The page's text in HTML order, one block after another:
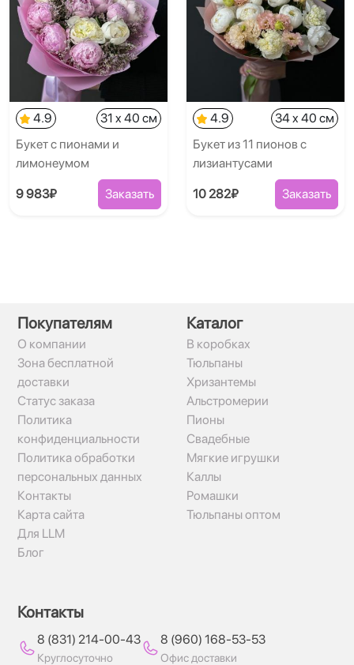
4.9
31 x 40 см
Букет с пионами и
лимонеумом
9 983₽ Заказать
4.9
34 x 40 см
Букет из 11 пионов с
лизиантусами
10 282₽ Заказать
Покупателям
О компании
Зона бесплатной
доставки
Статус заказа
Политика
конфиденциальности
Политика обработки
персональных данных
Контакты
Карта сайта
Для LLM
Блог
Каталог
В коробках
Тюльпаны
Хризантемы
Альстромерии
Пионы
Свадебные
Мягкие игрушки
Каллы
Ромашки
Тюльпаны оптом
Контакты
8 (831) 214-00-43
Круглосуточно
8 (960) 168-53-53
Офис доставки